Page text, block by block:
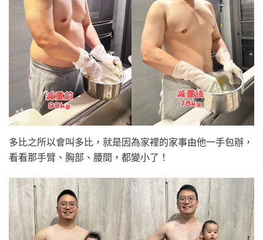
多比之所以會叫多比，就是因為家裡的家事由他一手包辦，
看看那手臂、胸部、腰間，都變小了！